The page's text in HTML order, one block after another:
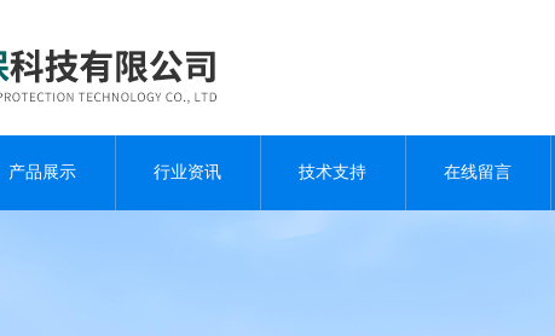
产品展示 行业资讯 技术支持 在线留言